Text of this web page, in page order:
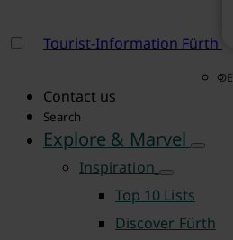
Tourist-Information Fürth
DE
Contact us
Search
Explore & Marvel
Inspiration
Top 10 Lists
Discover Fürth